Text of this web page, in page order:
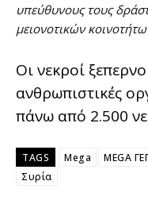
υπεύθυνους τους
μειονοτικών
Οι νεκροί
ανθρωπιστικές
πάνω από 2.500
TAGS Mega MEGA
Συρία